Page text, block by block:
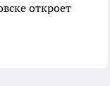
откроет